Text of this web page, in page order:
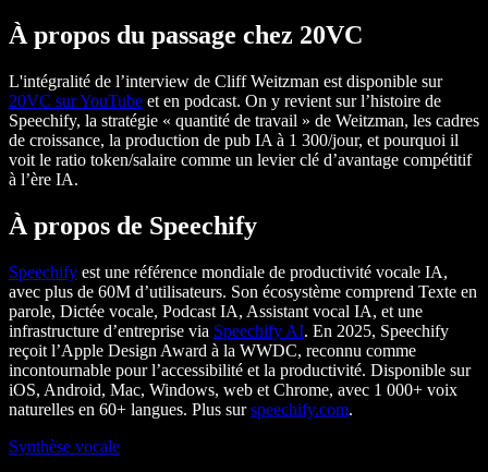
À propos du passage chez 20VC
L'intégralité de l’interview de Cliff Weitzman est disponible sur
20VC sur YouTube et en podcast. On y revient sur l’histoire de
Speechify, la stratégie « quantité de travail » de Weitzman, les cadres
de croissance, la production de pub IA à 1 300/jour, et pourquoi il
voit le ratio token/salaire comme un levier clé d’avantage compétitif
à l’ère IA.
À propos de Speechify
Speechify est une référence mondiale de productivité vocale IA,
avec plus de 60M d’utilisateurs. Son écosystème comprend Texte en
parole, Dictée vocale, Podcast IA, Assistant vocal IA, et une
infrastructure d’entreprise via Speechify AI. En 2025, Speechify
reçoit l’Apple Design Award à la WWDC, reconnu comme
incontournable pour l’accessibilité et la productivité. Disponible sur
iOS, Android, Mac, Windows, web et Chrome, avec 1 000+ voix
naturelles en 60+ langues. Plus surspeechify.com.
Synthèse vocale